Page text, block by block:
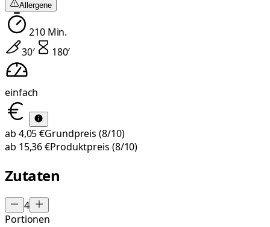
Allergene
210Min.
30′ 180′
einfach
ab 4,05 €Grundpreis (8/10)
ab 15,36 €Produktpreis (8/10)
Zutaten
4
Portionen